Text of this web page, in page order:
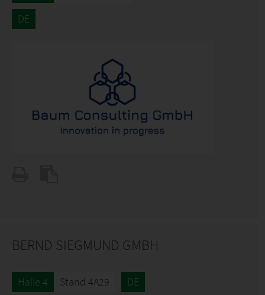
DE
BERND SIEGMUND GMBH
Halle 4 Stand 4A29 DE